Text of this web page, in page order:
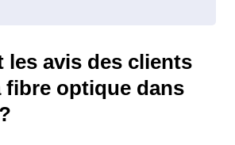
les avis des clients
fibre optique dans